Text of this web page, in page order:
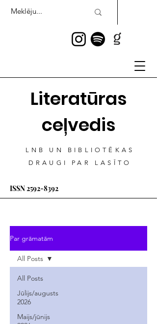
Literatūras
ceļvedis
LNB UN BIBLIOTĒKAS
DRAUGI PAR LASĪTO
ISSN2592-8392
Par grāmatām
All Posts
Jūlijs/augusts
2026
Maijs/jūnijs
All Posts